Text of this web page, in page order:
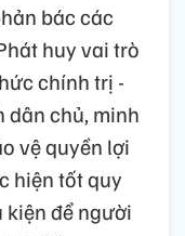
bác các
huy vai trò
chính trị -
dân chủ, minh
vệ quyền lợi
hiện tốt quy
kiện để người